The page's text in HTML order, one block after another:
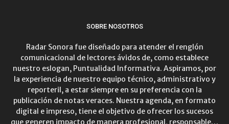
SOBRE NOSOTROS
Radar Sonora fue diseñado para atender el renglón
comunicacional de lectores ávidos de, como establece
nuestro eslogan, Puntualidad Informativa. Aspiramos, por
la experiencia de nuestro equipo técnico, administrativo y
reporteril, a estar siempre en su preferencia con la
publicación de notas veraces. Nuestra agenda, en formato
digital e impreso, tiene el objetivo de ofrecer los sucesos
que generen impacto de manera profesional, responsable…